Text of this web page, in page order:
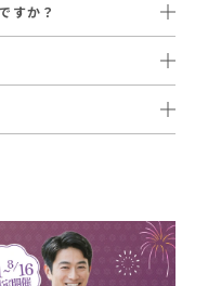
ーサーが含まれます。
ックにしたロケーション
すか？
サーがご提案します。